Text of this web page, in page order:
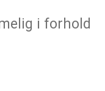
i forhold